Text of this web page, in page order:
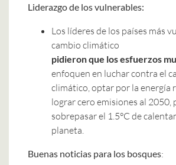
Liderazgo de los vulnerables:
Los líderes de los países más
cambio climático
pidieron que los esfuerzos
enfoquen en luchar contra el
climático, optar por la energía
lograr cero emisiones al 2050,
sobrepasar el 1.5°C de
planeta.
Buenas noticias para los bosques: